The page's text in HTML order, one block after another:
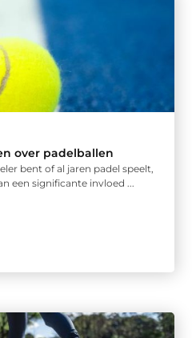
over padelballen
bent of al jaren padel speelt,
een significante invloed ...